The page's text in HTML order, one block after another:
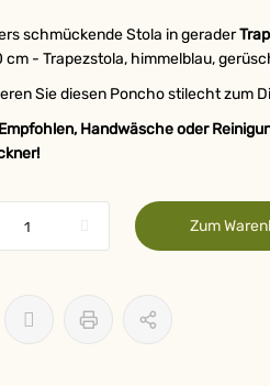
schmückende Stola in gerader
cm - Trapezstola, himmelblau,
Sie diesen Poncho stilecht zum
Handwäsche oder
Zum